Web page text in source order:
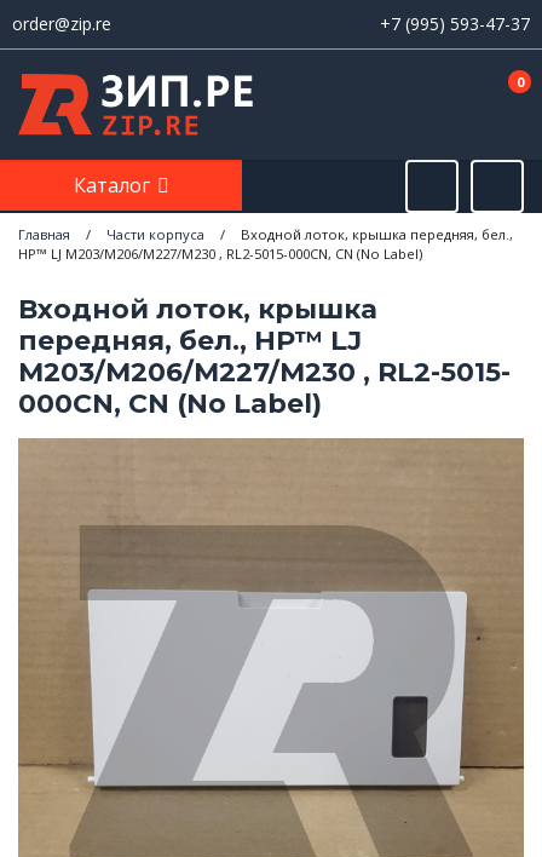
order@zip.re +7 (995) 593-47-37
0
Каталог
Главная / Части корпуса /
Входной лоток, крышка передняя, бел.,
HP™ LJ M203/M206/M227/M230 , RL2-5015-000CN, CN (No Label)
Входной лоток, крышка
передняя, бел., HP™ LJ
M203/M206/M227/M230 , RL2-5015-
000CN, CN (No Label)